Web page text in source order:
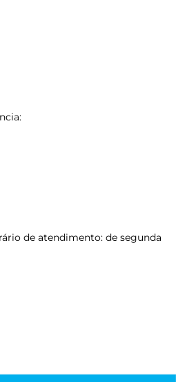
de atendimento: de segunda